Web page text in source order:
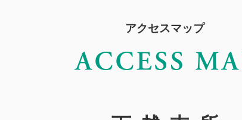
アクセスマップ